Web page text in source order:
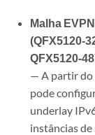
Malha
(QFX5120-
QFX5120-
— A partir do
pode
underlay
instâncias